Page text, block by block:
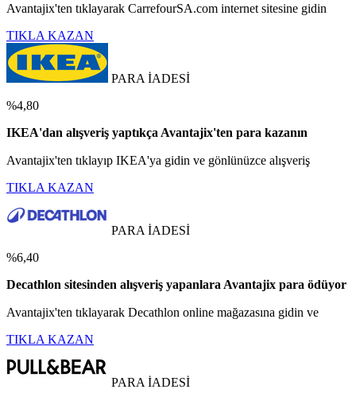
Avantajix'ten tıklayarak CarrefourSA.com internet sitesine gidin
TIKLA KAZAN
PARA İADESİ
%4,80
IKEA'dan alışveriş yaptıkça Avantajix'ten para kazanın
Avantajix'ten tıklayıp IKEA'ya gidin ve gönlünüzce alışveriş
TIKLA KAZAN
PARA İADESİ
%6,40
Decathlon sitesinden alışveriş yapanlara Avantajix para ödüyor
Avantajix'ten tıklayarak Decathlon online mağazasına gidin ve
TIKLA KAZAN
PARA İADESİ